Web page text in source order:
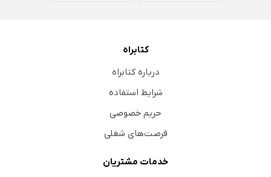
کتابراه
درباره کتابراه
شرایط استفاده
حریم خصوصی
فرصت‌های شغلی
خدمات مشتریان